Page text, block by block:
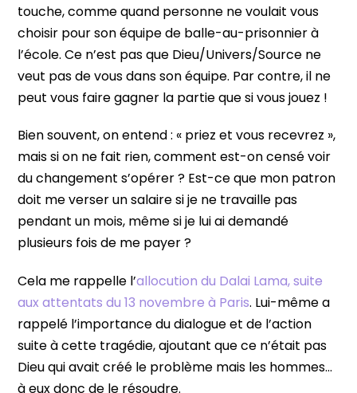
touche, comme quand personne ne voulait vous
choisir pour son équipe de balle-au-prisonnier à
l’école. Ce n’est pas que Dieu/Univers/Source ne
veut pas de vous dans son équipe. Par contre, il ne
peut vous faire gagner la partie que si vous jouez !
Bien souvent, on entend : « priez et vous recevrez »,
mais si on ne fait rien, comment est-on censé voir
du changement s’opérer ? Est-ce que mon patron
doit me verser un salaire si je ne travaille pas
pendant un mois, même si je lui ai demandé
plusieurs fois de me payer ?
Cela me rappelle l’allocution du Dalai Lama, suite
aux attentats du 13 novembre à Paris. Lui-même a
rappelé l’importance du dialogue et de l’action
suite à cette tragédie, ajoutant que ce n’était pas
Dieu qui avait créé le problème mais les hommes…
à eux donc de le résoudre.